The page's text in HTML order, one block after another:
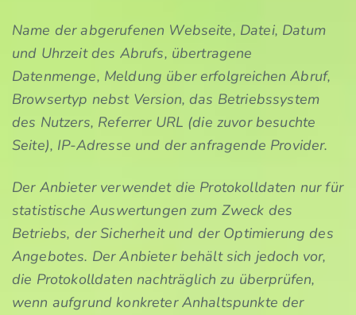
Name der abgerufenen Webseite, Datei, Datum
und Uhrzeit des Abrufs, übertragene
Datenmenge, Meldung über erfolgreichen Abruf,
Browsertyp nebst Version, das Betriebssystem
des Nutzers, Referrer URL (die zuvor besuchte
Seite), IP-Adresse und der anfragende Provider.
Der Anbieter verwendet die Protokolldaten nur für
statistische Auswertungen zum Zweck des
Betriebs, der Sicherheit und der Optimierung des
Angebotes. Der Anbieter behält sich jedoch vor,
die Protokolldaten nachträglich zu überprüfen,
wenn aufgrund konkreter Anhaltspunkte der